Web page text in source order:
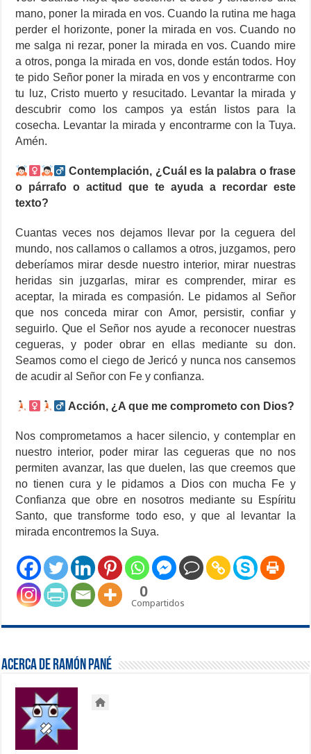
mano, poner la mirada en vos. Cuando la rutina me haga
perder el horizonte, poner la mirada en vos. Cuando no
me salga ni rezar, poner la mirada en vos. Cuando mire
a otros, ponga la mirada en vos, donde están todos. Hoy
te pido Señor poner la mirada en vos y encontrarme con
tu luz, Cristo muerto y resucitado. Levantar la mirada y
descubrir como los campos ya están listos para la
cosecha. Levantar la mirada y encontrarme con la Tuya.
Amén.
Contemplación, ¿Cuál es la palabra o frase
o párrafo o actitud que te ayuda a recordar este
texto?
Cuantas veces nos dejamos llevar por la ceguera del
mundo, nos callamos o callamos a otros, juzgamos, pero
deberíamos mirar desde nuestro interior, mirar nuestras
heridas sin juzgarlas, mirar es comprender, mirar es
aceptar, la mirada es compasión. Le pidamos al Señor
que nos conceda mirar con Amor, persistir, confiar y
seguirlo. Que el Señor nos ayude a reconocer nuestras
cegueras, y poder obrar en ellas mediante su don.
Seamos como el ciego de Jericó y nunca nos cansemos
de acudir al Señor con Fe y confianza.
Acción, ¿A que me comprometo con Dios?
Nos comprometamos a hacer silencio, y contemplar en
nuestro interior, poder mirar las cegueras que no nos
permiten avanzar, las que duelen, las que creemos que
no tienen cura y le pidamos a Dios con mucha Fe y
Confianza que obre en nosotros mediante su Espíritu
Santo, que transforme todo eso, y que al levantar la
mirada encontremos la Suya.
0
Compartidos
Acerca de Ramón Pané